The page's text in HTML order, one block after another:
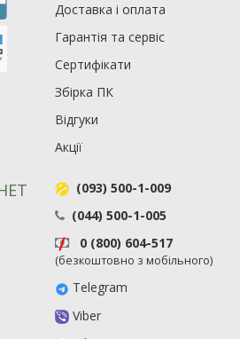
Рейтинг EXE.ua:4.6
Доставка і оплата
Гарантія та сервіс
Сертифікати
Збірка ПК
Відгуки
Акції
(093) 500-1-009
(044) 500-1-005
0 (800) 604-517
(безкоштовно з мобільного)
Telegram
Viber